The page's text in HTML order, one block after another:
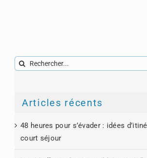
Rechercher:
Articles récents
48 heures pour s’évader : idées
court séjour